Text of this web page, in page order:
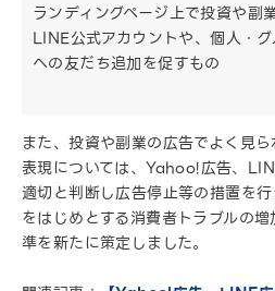
ランディングページ上で投資や副
LINE公式アカウントや、個人・
への友だち追加を促すもの
また、投資や副業の広告でよく見
表現については、Yahoo!広告、
適切と判断し広告停止等の措置を
をはじめとする消費者トラブルの
準を新たに策定しました。